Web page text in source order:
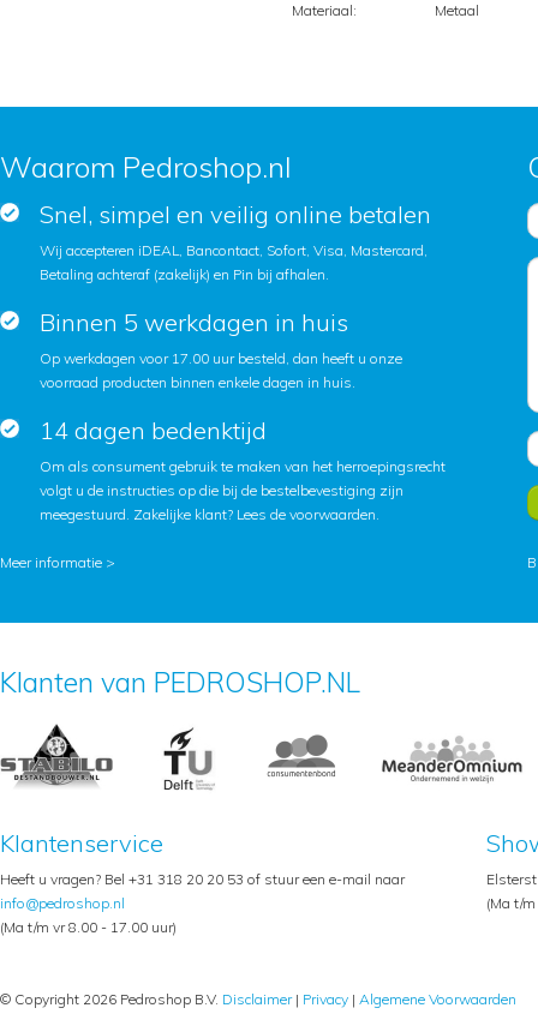
Materiaal:
Metaal
Waarom Pedroshop.nl
Snel, simpel en veilig online betalen
Wij accepteren iDEAL, Bancontact, Sofort, Visa, Mastercard,
Betaling achteraf (zakelijk) en Pin bij afhalen.
Binnen 5 werkdagen in huis
Op werkdagen voor 17.00 uur besteld, dan heeft u onze
voorraad producten binnen enkele dagen in huis.
14 dagen bedenktijd
Om als consument gebruik te maken van het herroepingsrecht
volgt u de instructies op die bij de bestelbevestiging zijn
meegestuurd. Zakelijke klant? Lees de voorwaarden.
Meer informatie >
Klanten van PEDROSHOP.NL
Klantenservice
Heeft u vragen? Bel +31 318 20 20 53 of stuur een e-mail naar
info@pedroshop.nl
(Ma t/m vr 8.00 - 17.00 uur)
(Ma t/
© Copyright 2026 Pedroshop B.V. Disclaimer| Privacy | Algemene Voorwaarden